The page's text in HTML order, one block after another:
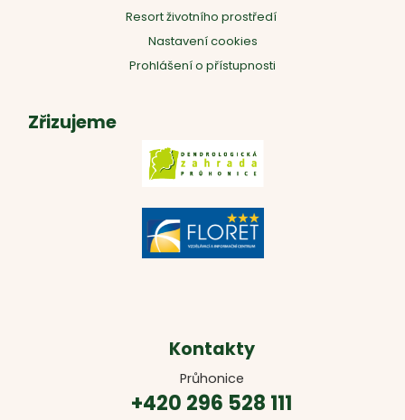
Resort životního prostředí
Nastavení cookies
Prohlášení o přístupnosti
Zřizujeme
Kontakty
Průhonice
+420 296 528 111